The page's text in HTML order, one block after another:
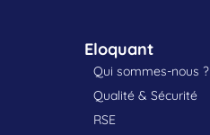
Eloquant
Qui sommes-nous ?
Qualité & Sécurité
RSE